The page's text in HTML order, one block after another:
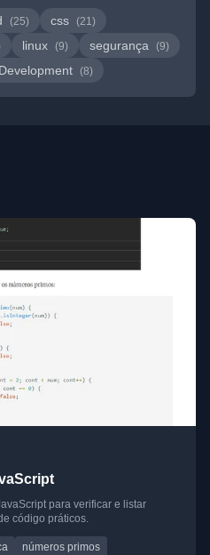
(25) css (21)
linux (9) segurança (9)
(8)
para verificar e listar
código práticos.
números primos